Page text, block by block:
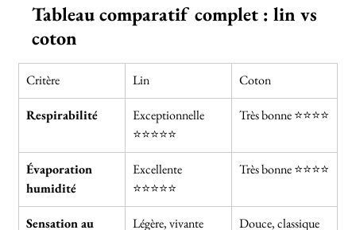
Tableau comparatif complet : lin vs
coton
Critère Lin Coton
Respirabilité
Exceptionnelle
⭐⭐⭐⭐⭐
Très bonne ⭐⭐⭐⭐
Évaporation
humidité
Excellente
⭐⭐⭐⭐⭐
Très bonne ⭐⭐⭐⭐
Sensation au
Légère, vivante
Douce, classique